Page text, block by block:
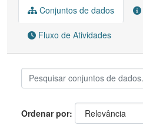
Conjuntos de dados
Fluxo de Atividades
Ordenar por